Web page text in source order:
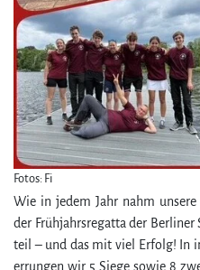
Fotos: Fi
Wie in jedem Jahr nahm
der Frühjahrsregatta der Berliner
teil – und das mit viel Erfolg! In
errungen wir 5 Siege sowie 8